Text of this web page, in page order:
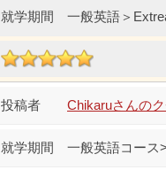
一般英語＞
Chikaruさんの
一般英語コース